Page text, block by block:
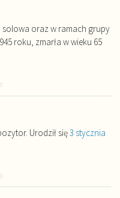
solowa oraz w ramach grupy
roku, zmarła w wieku 65
Urodził się3 stycznia